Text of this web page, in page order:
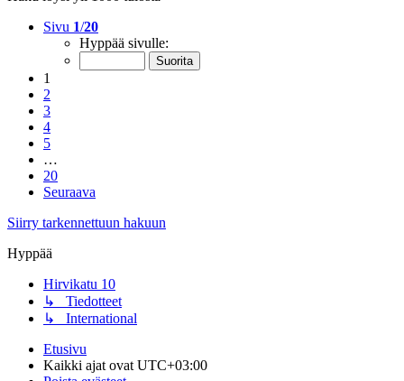
Sivu 1/20
Hyppää sivulle:
1
2
3
4
5
…
20
Seuraava
Siirry tarkennettuun hakuun
Hyppää
Hirvikatu 10
↳ Tiedotteet
↳ International
Etusivu
Kaikki ajat ovatUTC+03:00